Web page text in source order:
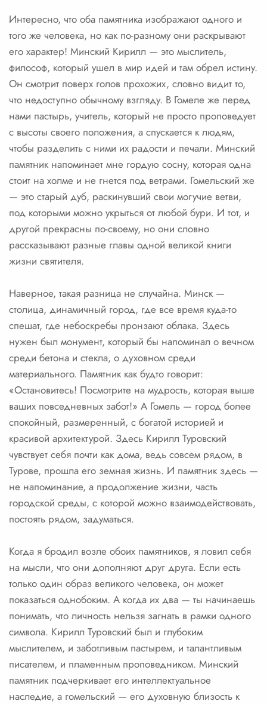
Интересно, что оба памятника изображают одного и
того же человека, но как по-разному они раскрывают
его характер! Минский Кирилл — это мыслитель,
философ, который ушел в мир идей и там обрел истину.
Он смотрит поверх голов прохожих, словно видит то,
что недоступно обычному взгляду. В Гомеле же перед
нами пастырь, учитель, который не просто проповедует
с высоты своего положения, а спускается к людям,
чтобы разделить с ними их радости и печали. Минский
памятник напоминает мне гордую сосну, которая одна
стоит на холме и не гнется под ветрами. Гомельский же
— это старый дуб, раскинувший свои могучие ветви,
под которыми можно укрыться от любой бури. И тот, и
другой прекрасны по-своему, но они словно
рассказывают разные главы одной великой книги
жизни святителя.
Наверное, такая разница не случайна. Минск —
столица, динамичный город, где все время куда-то
спешат, где небоскребы пронзают облака. Здесь
нужен был монумент, который бы напоминал о вечном
среди бетона и стекла, о духовном среди
материального. Памятник как будто говорит:
«Остановитесь! Посмотрите на мудрость, которая выше
ваших повседневных забот!» А Гомель — город более
спокойный, размеренный, с богатой историей и
красивой архитектурой. Здесь Кирилл Туровский
чувствует себя почти как дома, ведь совсем рядом, в
Турове, прошла его земная жизнь. И памятник здесь —
не напоминание, а продолжение жизни, часть
городской среды, с которой можно взаимодействовать,
постоять рядом, задуматься.
Когда я бродил возле обоих памятников, я ловил себя
на мысли, что они дополняют друг друга. Если есть
только один образ великого человека, он может
показаться однобоким. А когда их два — ты начинаешь
понимать, что личность нельзя загнать в рамки одного
символа. Кирилл Туровский был и глубоким
мыслителем, и заботливым пастырем, и талантливым
писателем, и пламенным проповедником. Минский
памятник подчеркивает его интеллектуальное
наследие, а гомельский — его духовную близость к